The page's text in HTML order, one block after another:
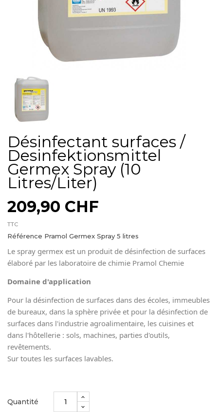
Désinfectant surfaces /
Desinfektionsmittel
Germex Spray (10
Litres/Liter)
209,90 CHF
TTC
Référence Pramol Germex Spray 5 litres
Le spray germex est un produit de désinfection de surfaces
élaboré par les laboratoire de chimie Pramol Chemie
Domaine d'application
Pour la désinfection de surfaces dans des écoles, immeubles
de bureaux, dans la sphère privée et pour la désinfection de
surfaces dans l'industrie agroalimentaire, les cuisines et
dans l'hôtellerie : sols, machines, parties d'outils,
revêtements.
Sur toutes les surfaces lavables.
Quantité